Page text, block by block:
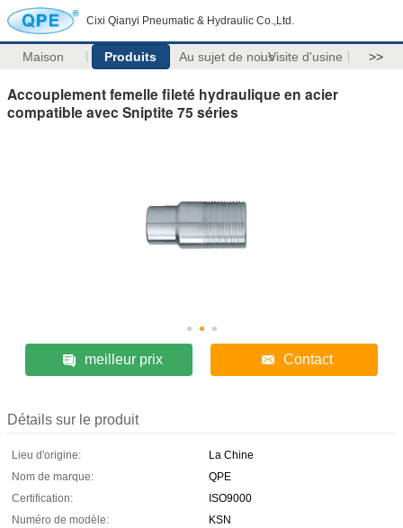
Cixi Qianyi Pneumatic & Hydraulic Co.,Ltd.
Maison Produits Au sujet de nousVisite d'usine >>
Accouplement femelle fileté hydraulique en acier
compatible avec Sniptite 75 séries
meilleur prix Contact
Détails sur le produit
Lieu d'origine:
La Chine
Nom de marque:
QPE
Certification:
ISO9000
Numéro de modèle:
KSN